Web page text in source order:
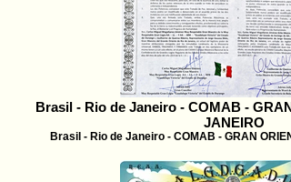
Brasil - Rio de Janeiro - COMAB -
JANEIRO
Brasil - Rio de Janeiro - COMAB - GRAN